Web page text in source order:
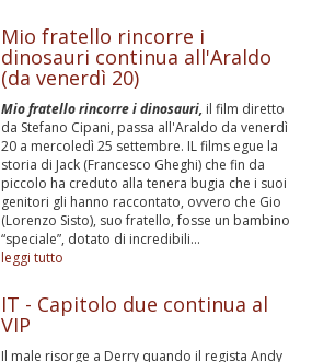
Mio fratello rincorre i
dinosauri continua all'Araldo
(da venerdì 20)
Mio fratello rincorre i dinosauri, il film diretto
da Stefano Cipani, passa all'Araldo da venerdì
20 a mercoledì 25 settembre. IL films egue la
storia di Jack (Francesco Gheghi) che fin da
piccolo ha creduto alla tenera bugia che i suoi
genitori gli hanno raccontato, ovvero che Gio
(Lorenzo Sisto), suo fratello, fosse un bambino
“speciale”, dotato di incredibili...
leggi tutto
IT - Capitolo due continua al
VIP
Il male risorge a Derry quando il regista Andy